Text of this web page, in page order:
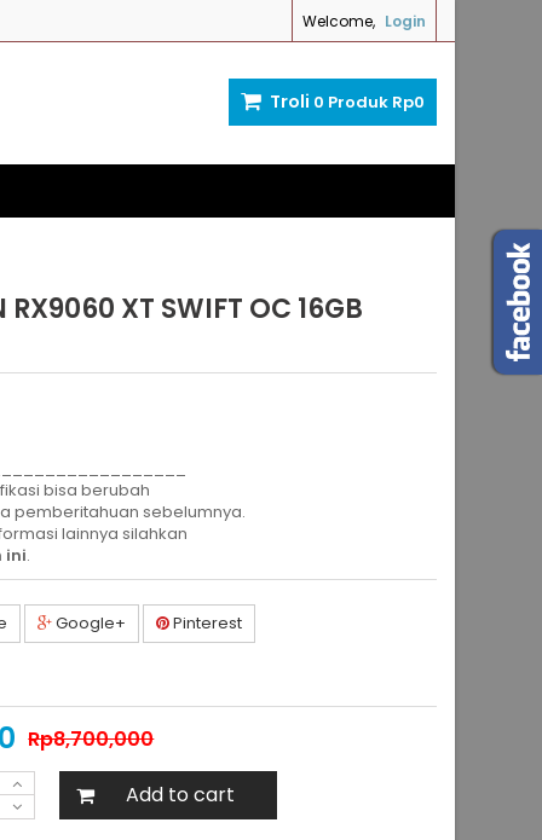
Welcome, Login
Troli 0 Produk Rp‎0
RX9060 XT SWIFT OC 16GB
bisa berubah
pemberitahuan sebelumnya.
lainnya silahkan
ini.
Google+ Pinterest
Rp‎8,700,000
Add to cart